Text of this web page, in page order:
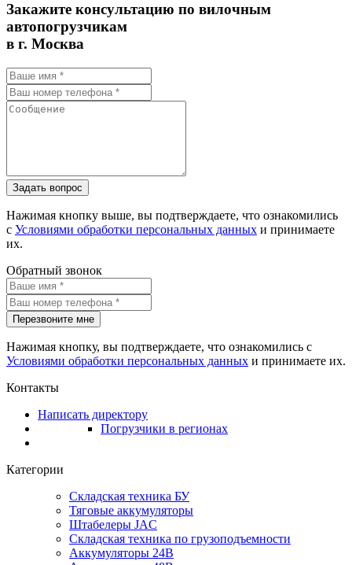
Закажите консультацию по вилочным
автопогрузчикам
в г. Москва
Задать вопрос
Нажимая кнопку выше, вы подтверждаете, что ознакомились
с Условиями обработки персональных данных и принимаете
их.
Обратный звонок
Перезвоните мне
Нажимая кнопку, вы подтверждаете, что ознакомились с
Условиями обработки персональных данных и принимаете их.
Контакты
Написать директору
Погрузчики в регионах
Категории
Складская техника БУ
Тяговые аккумуляторы
Штабелеры JAC
Складская техника по грузоподъемности
Аккумуляторы 24В